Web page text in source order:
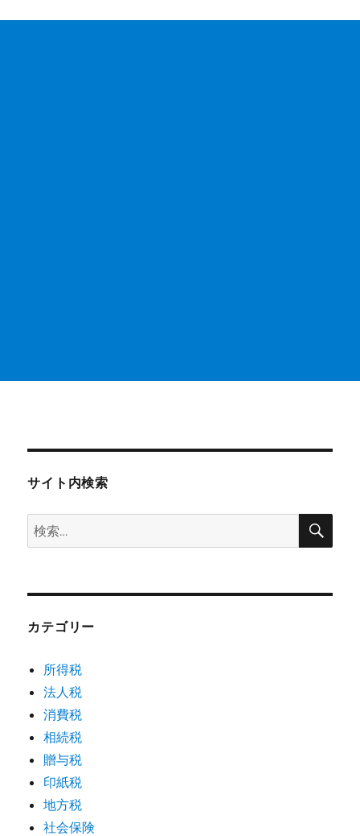
サイト内検索
検
索:
検
カテゴリー
所得税
法人税
消費税
相続税
贈与税
印紙税
地方税
社会保険